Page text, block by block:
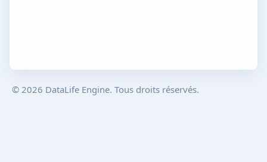
© 2026 DataLife Engine. Tous droits réservés.